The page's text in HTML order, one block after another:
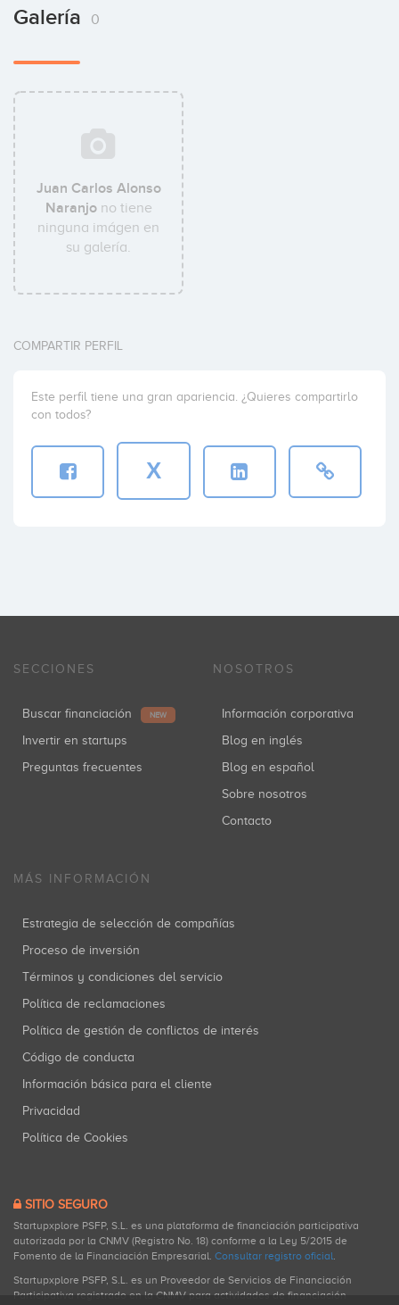
Galería 0
Juan Carlos Alonso
Naranjono tiene
ninguna imágen en
su galería.
COMPARTIR PERFIL
Este perfil tiene una gran apariencia. ¿Quieres compartirlo
con todos?
X
SECCIONES
Buscar financiación NEW
Invertir en startups
Preguntas frecuentes
NOSOTROS
Información corporativa
Blog en inglés
Blog en español
Sobre nosotros
Contacto
MÁS INFORMACIÓN
Estrategia de selección de compañías
Proceso de inversión
Términos y condiciones del servicio
Política de reclamaciones
Política de gestión de conflictos de interés
Código de conducta
Información básica para el cliente
Privacidad
Política de Cookies
SITIO SEGURO
Startupxplore PSFP, S.L. es una plataforma de financiación participativa
autorizada por la CNMV (Registro No. 18) conforme a la Ley 5/2015 de
Fomento de la Financiación Empresarial. Consultar registro oficial.
Startupxplore PSFP, S.L. es un Proveedor de Servicios de Financiación
Participativa registrado en la CNMV para actividades de financiación